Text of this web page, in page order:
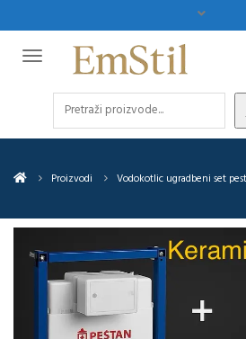
Proizvodi Vodokotlic ugradbeni set